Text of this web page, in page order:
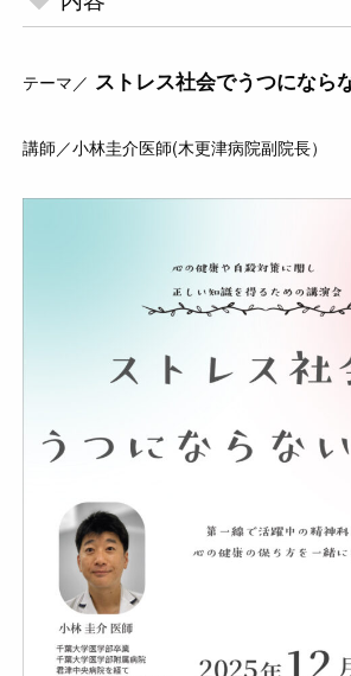
テーマ／ ストレス社会でうつになら
講師／小林圭介医師(木更津病院副院長）